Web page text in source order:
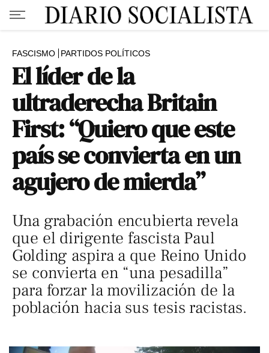
FASCISMO PARTIDOS POLÍTICOS
El líder de la
ultraderecha Britain
First: “Quiero que este
país se convierta en un
agujero de mierda”
Una grabación encubierta revela
que el dirigente fascista Paul
Golding aspira a que Reino Unido
se convierta en “una pesadilla”
para forzar la movilización de la
población hacia sus tesis racistas.